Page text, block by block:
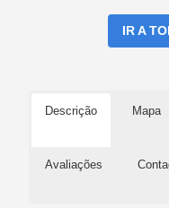
IR A
Descrição Mapa
Avaliações